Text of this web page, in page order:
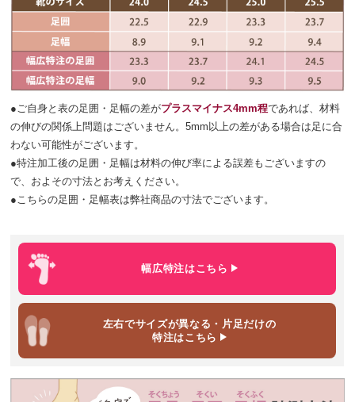
●ご自身と表の足囲・足幅の差がプラスマイナス4mm程であれば、材料
の伸びの関係上問題はございません。5mm以上の差がある場合は足に合
わない可能性がございます。
●特注加工後の足囲・足幅は材料の伸び率による誤差もございますの
で、およその寸法とお考えください。
●こちらの足囲・足幅表は弊社商品の寸法でございます。
幅広特注はこちら
左右でサイズが異なる・片足だけの
特注はこちら